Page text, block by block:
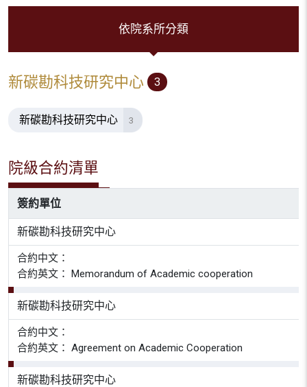
依院系所分類
新碳勘科技研究中心 3
新碳勘科技研究中心 3
院級合約清單
簽約單位
新碳勘科技研究中心
合約中文：
合約英文： Memorandum of Academic cooperation
新碳勘科技研究中心
合約中文：
合約英文： Agreement on Academic Cooperation
新碳勘科技研究中心